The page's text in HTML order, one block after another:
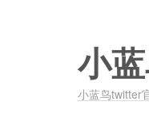
小
小蓝鸟twitter